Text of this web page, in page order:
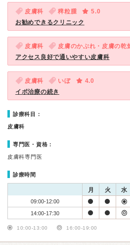
皮膚科 稗粒腫
5.0
お勧めできるクリニック
皮膚科 皮膚のかぶれ・皮膚の乾
アクセス良好で通いやすい皮膚科
皮膚科 いぼ
4.0
イボ治療の続き
診療科目：
皮膚科
専門医・資格：
皮膚科専門医
診療時間
月 火 水
09:00-12:00
14:00-17:30
10:00-13:00 16:00-19:00